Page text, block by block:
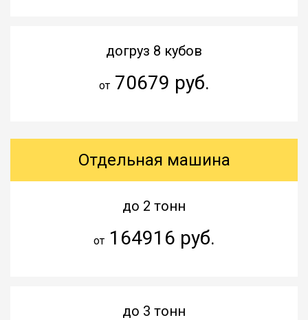
догруз 8 кубов
от70679 руб.
Отдельная машина
до 2 тонн
от164916 руб.
до 3 тонн